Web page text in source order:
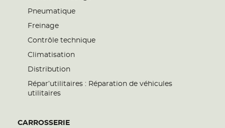
Pneumatique
Freinage
Contrôle technique
Climatisation
Distribution
Répar’utilitaires : Réparation de véhicules
utilitaires
CARROSSERIE